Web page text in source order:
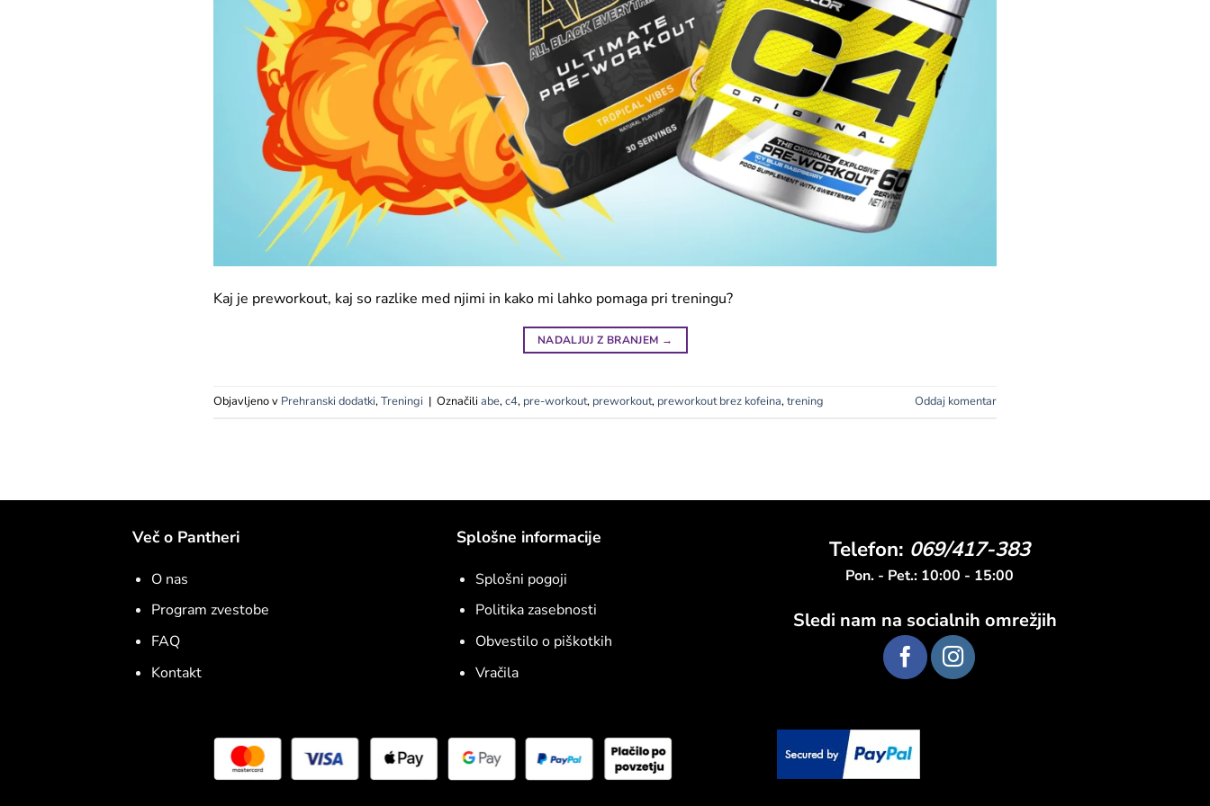
Kaj je preworkout, kaj so razlike med njimi in kako mi lahko pomaga pri treningu?
NADALJUJ Z BRANJEM →
Objavljeno v Prehranski dodatki,Treningi | Označiliabe,c4, pre-workout, preworkout, preworkout brez kofeina,trening Oddaj komentar
Več o Pantheri
O nas
Program zvestobe
FAQ
Kontakt
Splošne informacije
Splošni pogoji
Politika zasebnosti
Obvestilo o piškotkih
Vračila
Telefon: 069/417-383
Pon. - Pet.: 10:00 - 15:00
Sledi nam na socialnih omrežjih